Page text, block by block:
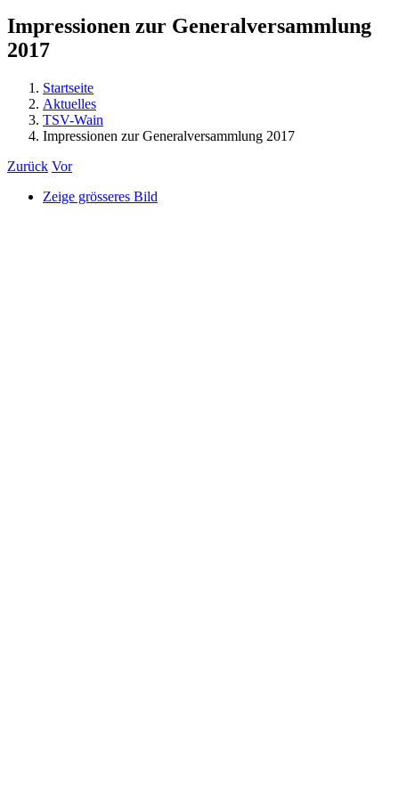
Impressionen zur Generalversammlung
2017
Startseite
Aktuelles
TSV-Wain
Impressionen zur Generalversammlung 2017
Zurück Vor
Zeige grösseres Bild